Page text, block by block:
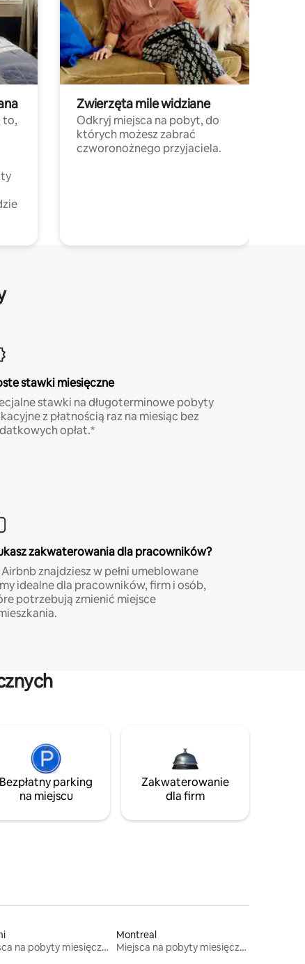
to,
Zwierzęta mile widziane
Odkryj miejsca na pobyt, do
których możesz zabrać
czworonożnego przyjaciela.
stawki miesięczne
stawki na długoterminowe pobyty
z płatnością raz na miesiąc bez
opłat.*
zakwaterowania dla pracowników?
Airbnb znajdziesz w pełni umeblowane
idealne dla pracowników, firm i osób,
potrzebują zmienić miejsce
Bezpłatny parking
na miejscu
Zakwaterowanie
dla firm
Miejsca na pobyty miesięczne
Montreal
Miejsca na pobyty miesięczne